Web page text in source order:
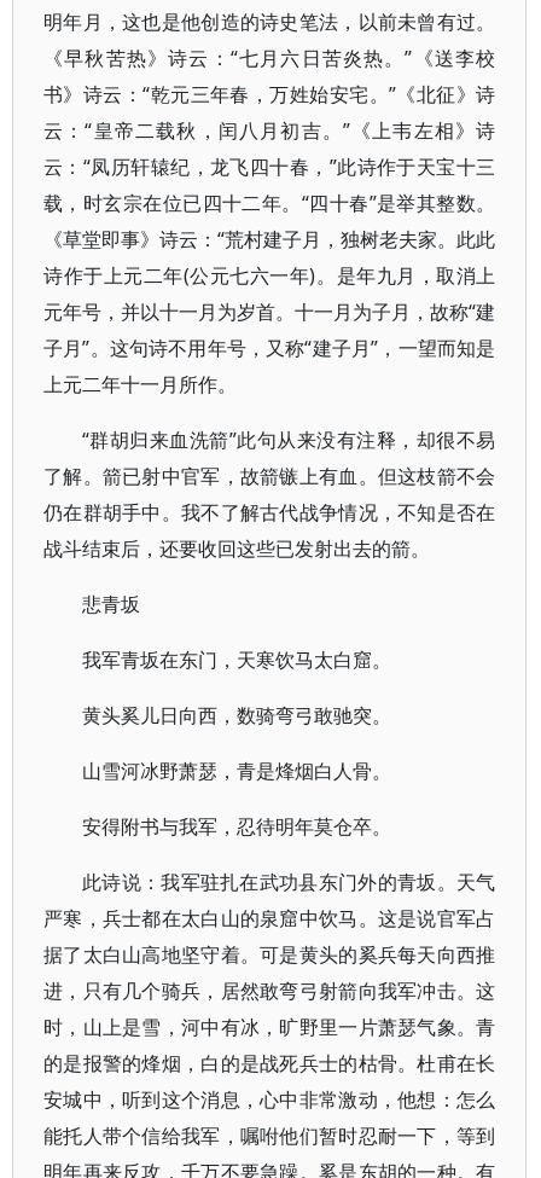
明年月，这也是他创造的诗史笔法，以前未曾有过。
《早秋苦热》诗云：“七月六日苦炎热。”《送李校
书》诗云：“乾元三年春，万姓始安宅。”《北征》诗
云：“皇帝二载秋，闰八月初吉。”《上韦左相》诗
云：“凤历轩辕纪，龙飞四十春，”此诗作于天宝十三
载，时玄宗在位已四十二年。“四十春”是举其整数。
《草堂即事》诗云：“荒村建子月，独树老夫家。此此
诗作于上元二年(公元七六一年)。是年九月，取消上
元年号，并以十一月为岁首。十一月为子月，故称“建
子月”。这句诗不用年号，又称“建子月”，一望而知是
上元二年十一月所作。
“群胡归来血洗箭”此句从来没有注释，却很不易
了解。箭已射中官军，故箭镞上有血。但这枝箭不会
仍在群胡手中。我不了解古代战争情况，不知是否在
战斗结束后，还要收回这些已发射出去的箭。
悲青坂
我军青坂在东门，天寒饮马太白窟。
黄头奚儿日向西，数骑弯弓敢驰突。
山雪河冰野萧瑟，青是烽烟白人骨。
安得附书与我军，忍待明年莫仓卒。
此诗说：我军驻扎在武功县东门外的青坂。天气
严寒，兵士都在太白山的泉窟中饮马。这是说官军占
据了太白山高地坚守着。可是黄头的奚兵每天向西推
进，只有几个骑兵，居然敢弯弓射箭向我军冲击。这
时，山上是雪，河中有冰，旷野里一片萧瑟气象。青
的是报警的烽烟，白的是战死兵士的枯骨。杜甫在长
安城中，听到这个消息，心中非常激动，他想：怎么
能托人带个信给我军，嘱咐他们暂时忍耐一下，等到
明年再来反攻，千万不要急躁。奚是东胡的一种。有